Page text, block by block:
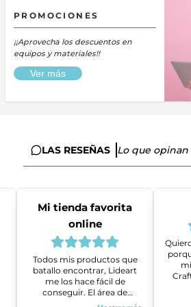
PROMOCIONES
¡¡Aprovecha los descuentos en
equipos y materiales!!
Ver más
LAS RESEÑAS Lo que
Mi tienda favorita
online
Todos mis productos que
batallo encontrar, Lideart
me los hace fácil de
conseguir. El área de
ventas es super amable y